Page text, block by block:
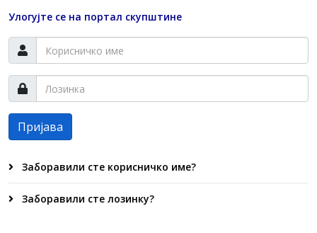
Улогујте се на портал скупштине
Пријава
Заборавили сте корисничко име?
Заборавили сте лозинку?